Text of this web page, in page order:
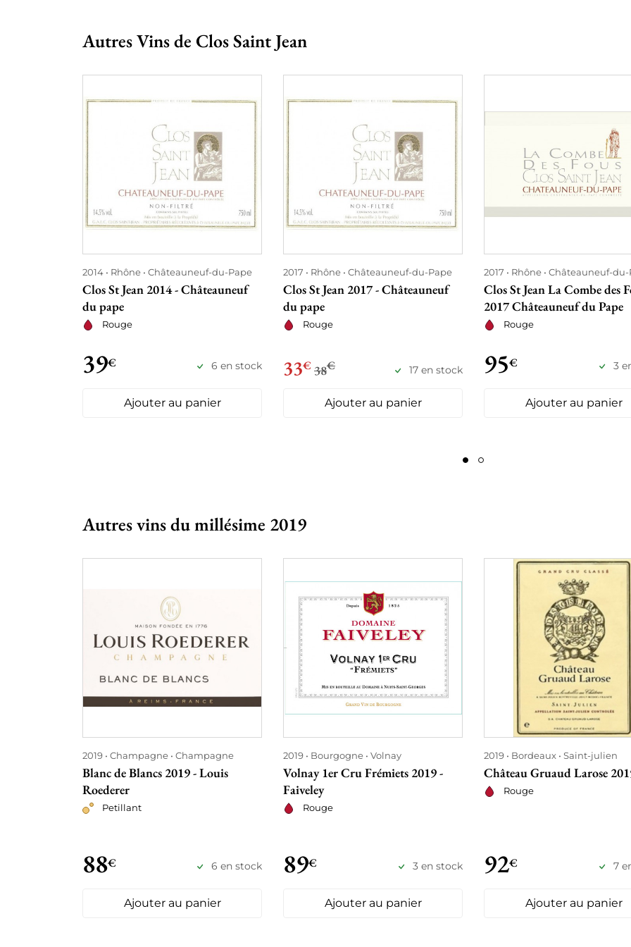
Autres Vins de Clos Saint Jean
2014 Rhône Châteauneuf-du-Pape
Clos St Jean 2014 - Châteauneuf
du pape
Rouge
39€ 6 en stock
Ajouter au panier
2017 Rhône Châteauneuf-du-Pape
Clos St Jean 2017 - Châteauneuf
du pape
Rouge
33€ 38€ 17 en stock
Ajouter au panier
2017 Rhône Châteauneuf-du-
Clos St Jean La Combe des
2017 Châteauneuf du Pape
Rouge
95€ 3
Ajouter au panier
Autres vins du millésime 2019
2019 Champagne Champagne
Blanc de Blancs 2019 - Louis
Roederer
Petillant
88€ 6 en stock
Ajouter au panier
2019 Bourgogne Volnay
Volnay 1er Cru Frémiets 2019 -
Faiveley
Rouge
89€ 3 en stock
Ajouter au panier
2019 Bordeaux Saint-julien
Château Gruaud Larose
Rouge
92€ 7
Ajouter au panier